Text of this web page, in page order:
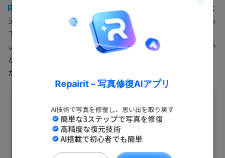
Repairit – 写真修復AIアプリ
AI技術で写真を修復し、思い出を取り戻す
簡単な3ステップで写真を修復
高精度な復元技術
AI搭載で初心者でも簡単
Recoverit無料版
は、復元したい対象のデータ容量が最大
500MBで利用することができます。無料版でお試しになっ
てみて、便利な機能を数台のパソコンでも利用してみた
い、復元するデータやファイル等の容量を無制限にしたい
と思われたら、製品版をご購入されてはいかがでしょう
か？
Recoverit Free - 無料デー
タ復元ソフト